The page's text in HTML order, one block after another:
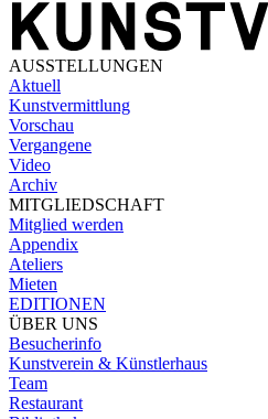
AUSSTELLUNGEN
Aktuell
Kunstvermittlung
Vorschau
Vergangene
Video
Archiv
MITGLIEDSCHAFT
Mitglied werden
Appendix
Ateliers
Mieten
EDITIONEN
ÜBER UNS
Besucherinfo
Kunstverein & Künstlerhaus
Team
Restaurant